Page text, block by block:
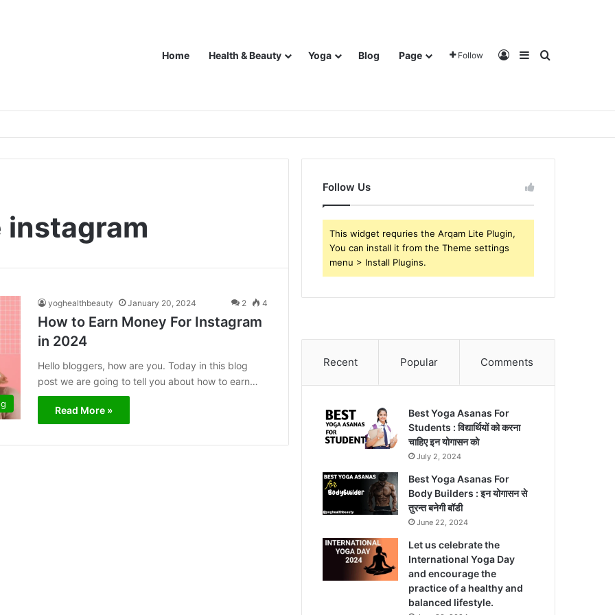
Home Health & Beauty Yoga Blog Page Follow Log InSidebarSearch for
instagram
yoghealthbeauty January 20, 2024 2 4
How to Earn Money For Instagram
in 2024
Hello bloggers, how are you. Today in this blog
post we are going to tell you about how to earn…
Read More »
Follow Us
This widget requries the Arqam Lite Plugin,
You can install it from the Theme settings
menu > Install Plugins.
Recent Popular Comments
Best Yoga Asanas For
Students : विद्यार्थियों को करना
चाहिए इन योगासन को
July 2, 2024
Best Yoga Asanas For
Body Builders : इन योगासन से
तुरन्त बनेगी बॉडी
June 22, 2024
Let us celebrate the
International Yoga Day
and encourage the
practice of a healthy and
balanced lifestyle.